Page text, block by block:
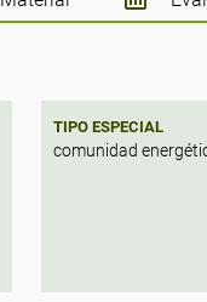
TIPO ESPECIAL
comunidad